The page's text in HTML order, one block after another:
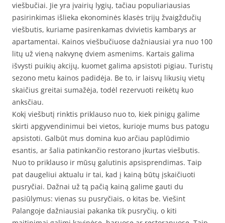
viešbučiai. Jie yra įvairių lygių, tačiau populiariausias
pasirinkimas išlieka ekonominės klasės trijų žvaigždučių
viešbutis, kuriame pasirenkamas dvivietis kambarys ar
apartamentai. Kainos viešbučiuose dažniausiai yra nuo 100
litų už vieną nakvynę dviem asmenims. Kartais galima
išvysti puikių akcijų, kuomet galima apsistoti pigiau. Turistų
sezono metu kainos padidėja. Be to, ir laisvų likusių vietų
skaičius greitai sumažėja, todėl rezervuoti reikėtų kuo
anksčiau.
Kokį viešbutį rinktis priklauso nuo to, kiek pinigų galime
skirti apgyvendinimui bei vietos, kurioje mums bus patogu
apsistoti. Galbūt mus domina kuo arčiau paplūdimio
esantis, ar šalia patinkančio restorano įkurtas viešbutis.
Nuo to priklauso ir mūsų galutinis apsisprendimas. Taip
pat daugeliui aktualu ir tai, kad į kainą būtų įskaičiuoti
pusryčiai. Dažnai už tą pačią kainą galime gauti du
pasiūlymus: vienas su pusryčiais, o kitas be. Viešint
Palangoje dažniausiai pakanka tik pusryčių, o kiti